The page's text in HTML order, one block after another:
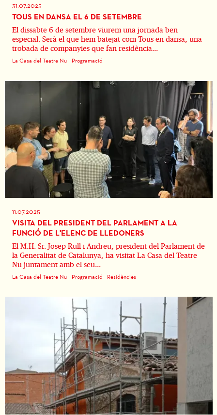
31.07.2025
TOUS EN DANSA EL 6 DE SETEMBRE
El dissabte 6 de setembre viurem una jornada ben
especial. Serà el que hem batejat com Tous en dansa, una
trobada de companyies que fan residència...
La Casa del Teatre Nu Programació
11.07.2025
VISITA DEL PRESIDENT DEL PARLAMENT A LA
FUNCIÓ DE L'ELENC DE LLEDONERS
El M.H. Sr. Josep Rull i Andreu, president del Parlament de
la Generalitat de Catalunya, ha visitat La Casa del Teatre
Nu juntament amb el seu...
La Casa del Teatre Nu Programació Residències